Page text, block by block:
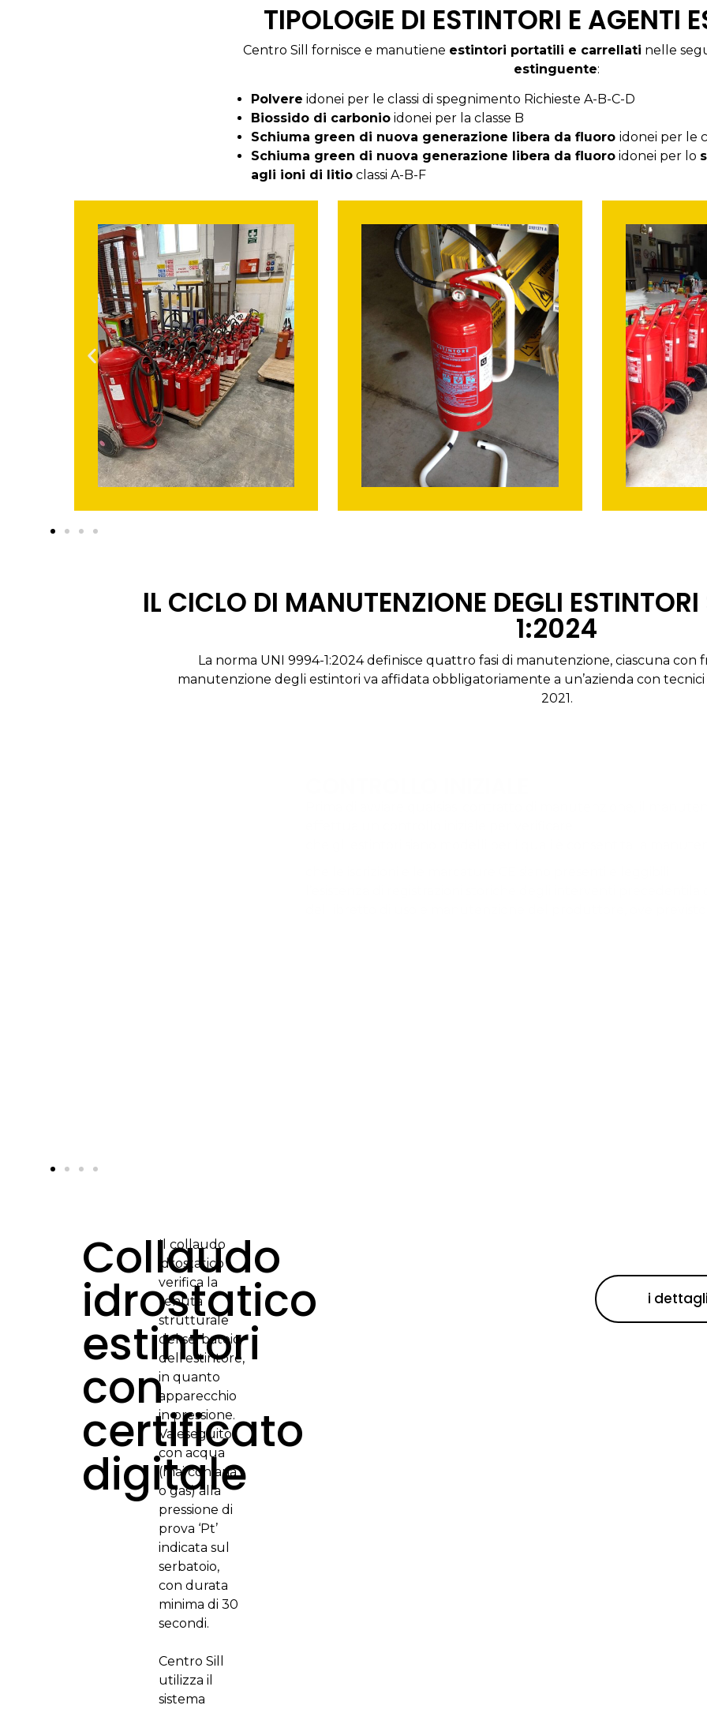
TIPOLOGIE DI ESTINTORI E AGENTI
Centro Sill fornisce e manutiene estintori portatili e carrellati nelle
estinguente:
Polvere idonei per le classi di spegnimento Richieste A-B-C-D
Biossido di carbonioidonei per la classe B
Schiuma green di nuova generazione libera da fluoro idonei per le
Schiuma green di nuova generazione libera da fluoroidonei per lo
agli ioni di litioclassi A-B-F
IL CICLO DI MANUTENZIONE DEGLI
1:2024
La norma UNI 9994-1:2024 definisce quattro fasi di manutenzione, ciascuna con
manutenzione degli estintori va affidata obbligatoriamente a un’azienda con tecnici
2021.
Collaudo
idrostatico
estintori
con
certificato
digitale
Il collaudo
idrostatico
verifica la
tenuta
strutturale
del serbatoio
dell’estintore,
in quanto
apparecchio
in pressione.
Va eseguito
con acqua
(mai con aria
o gas) alla
pressione di
prova ‘Pt’
indicata sul
serbatoio,
con durata
minima di 30
secondi.
Centro Sill
utilizza il
sistema
i